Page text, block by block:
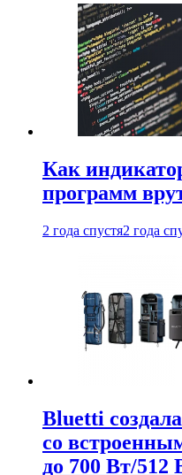
Как
программ
2 года спустя2 года
Bluetti
со
до 700 Вт/